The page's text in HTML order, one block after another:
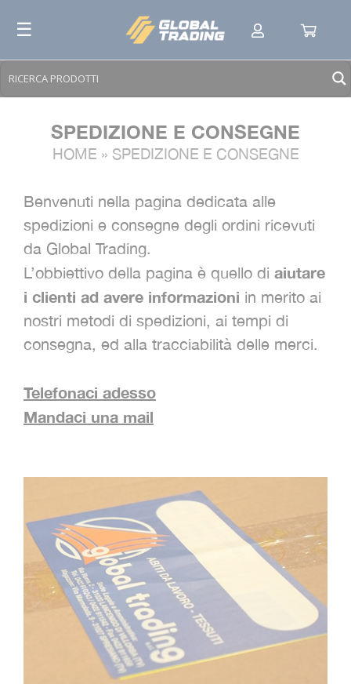
content
☰
SPEDIZIONE E CONSEGNE
HOME » SPEDIZIONE E CONSEGNE
Benvenuti nella pagina dedicata alle
spedizioni e consegne degli ordini ricevuti
da Global Trading.
L’obbiettivo della pagina è quello di aiutare
i clienti ad avere informazioni in merito ai
nostri metodi di spedizioni, ai tempi di
consegna, ed alla tracciabilità delle merci.
Telefonaci adesso
Mandaci una mail